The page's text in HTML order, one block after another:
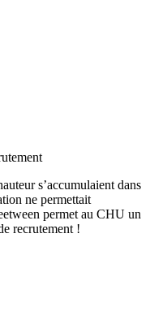
s’accumulaient dans
ne permettait
permet au CHU un
recrutement !